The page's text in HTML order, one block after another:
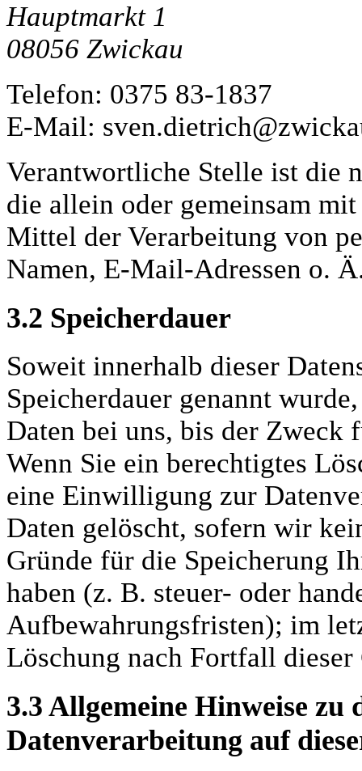
Hauptmarkt 1
08056 Zwickau
Telefon: 0375 83-1837
E-Mail:
Verantwortliche Stelle ist die
die allein oder gemeinsam
Mittel der Verarbeitung von
Namen, E-Mail-Adressen o.
3.2 Speicherdauer
Soweit innerhalb dieser
Speicherdauer genannt
Daten bei uns, bis der
Wenn Sie ein berechtigtes
eine Einwilligung zur
Daten gelöscht, sofern wir
Gründe für die Speicherung
haben (z. B. steuer- oder
Aufbewahrungsfristen); im
Löschung nach Fortfall dieser
3.3 Allgemeine Hinweise zu
Datenverarbeitung auf